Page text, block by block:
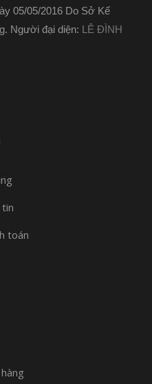
05/05/2016 Do Sở Kế
Người đại diện: LÊ ĐÌNH
toán